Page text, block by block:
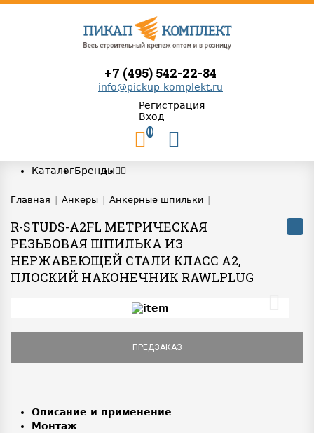
+7 (495) 542-22-84
info@pickup-komplekt.ru
Регистрация
Вход
0
КаталогБренды
Главная Анкеры Анкерные шпильки
R-STUDS-A2FL МЕТРИЧЕСКАЯ
РЕЗЬБОВАЯ ШПИЛЬКА ИЗ
НЕРЖАВЕЮЩЕЙ СТАЛИ КЛАСС A2,
ПЛОСКИЙ НАКОНЕЧНИК RAWLPLUG
ПРЕДЗАКАЗ
Описание и применение
Монтаж